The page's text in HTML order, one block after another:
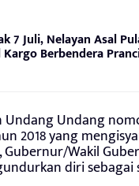
7 Juli, Nelayan Asal
Berbendera
Undang
2018 yang
Gubernur/Wakil
diri sebagai